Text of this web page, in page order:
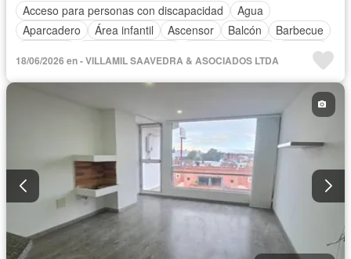
Acceso para personas con discapacidad
Agua
Aparcadero
Área infantil Ascensor Balcón
Barbecue
Terraza
Permite mascotas
Permite niños
18/06/2026 en - VILLAMIL SAAVEDRA & ASOCIADOS LTDA